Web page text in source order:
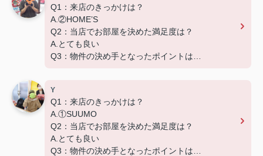
Q1：来店のきっかけは？
A.②HOME’S
Q2：当店でお部屋を決めた満足度は？
A.とても良い
Q3：物件の決め手となったポイントは？
Y
Q1：来店のきっかけは？
A.①SUUMO
Q2：当店でお部屋を決めた満足度は？
A.とても良い
Q3：物件の決め手となったポイントは？